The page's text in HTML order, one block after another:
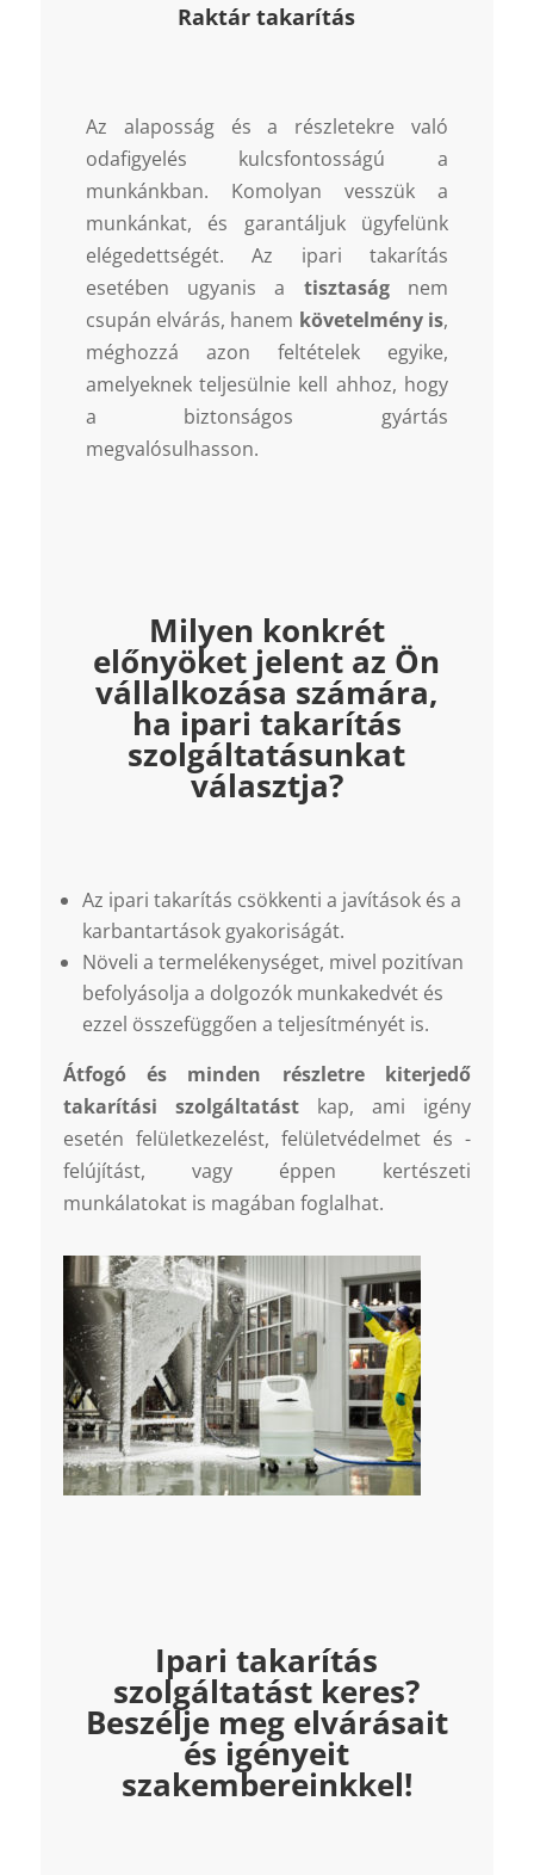
Raktár takarítás
Az alaposság és a részletekre való
odafigyelés kulcsfontosságú a
munkánkban. Komolyan vesszük a
munkánkat, és garantáljuk ügyfelünk
elégedettségét. Az ipari takarítás
esetében ugyanis a tisztaságnem
csupán elvárás, hanem követelmény is,
méghozzá azon feltételek egyike,
amelyeknek teljesülnie kell ahhoz, hogy
a biztonságos gyártás
megvalósulhasson.
Milyen konkrét
előnyöket jelent az Ön
vállalkozása számára,
ha ipari takarítás
szolgáltatásunkat
választja?
Az ipari takarítás csökkenti a javítások és a
karbantartások gyakoriságát.
Növeli a termelékenységet, mivel pozitívan
befolyásolja a dolgozók munkakedvét és
ezzel összefüggően a teljesítményét is.
Átfogó és minden részletre kiterjedő
takarítási szolgáltatástkap, ami igény
esetén felületkezelést, felületvédelmet és -
felújítást, vagy éppen kertészeti
munkálatokat is magában foglalhat.
Ipari takarítás
szolgáltatást keres?
Beszélje meg elvárásait
és igényeit
szakembereinkkel!